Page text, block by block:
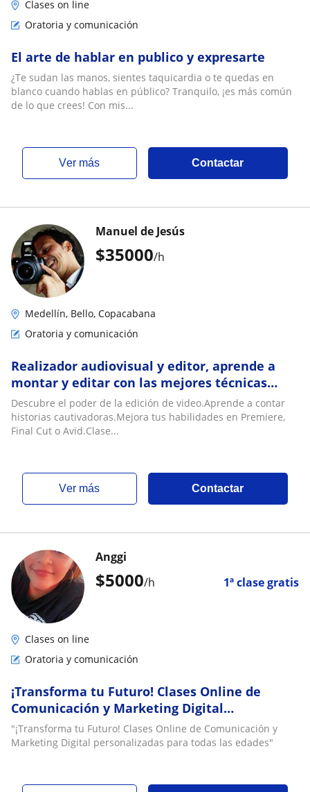
Clases on line
Oratoria y comunicación
El arte de hablar en publico y expresarte
¿Te sudan las manos, sientes taquicardia o te quedas en
blanco cuando hablas en público? Tranquilo, ¡es más común
de lo que crees! Con mis...
ver más Contactar
$35000/h
Manuel de Jesús
Medellín, Bello, Copacabana
Oratoria y comunicación
Realizador audiovisual y editor, aprende a
montar y editar con las mejores técnicas
profesionales
Descubre el poder de la edición de video.Aprende a contar
historias cautivadoras.Mejora tus habilidades en Premiere,
Final Cut o Avid.Clase...
ver más Contactar
$5000/h 1ª clase gratis
Anggi
Clases on line
Oratoria y comunicación
¡Transforma tu Futuro! Clases Online de
Comunicación y Marketing Digital
personalizadas para todas las edades
"¡Transforma tu Futuro! Clases Online de Comunicación y
Marketing Digital personalizadas para todas las edades"